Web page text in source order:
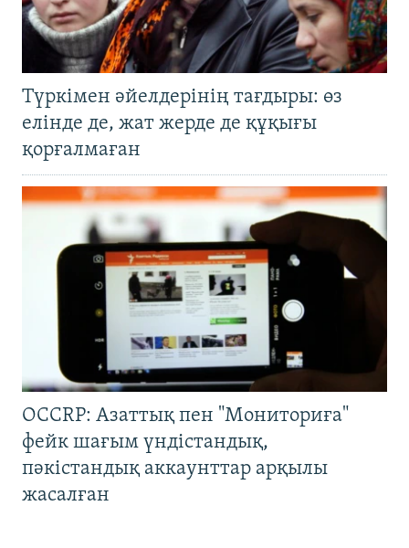
Түркімен әйелдерінің тағдыры: өз
елінде де, жат жерде де құқығы
қорғалмаған
OCCRP: Азаттық пен "Мониториға"
фейк шағым үндістандық,
пәкістандық аккаунттар арқылы
жасалған